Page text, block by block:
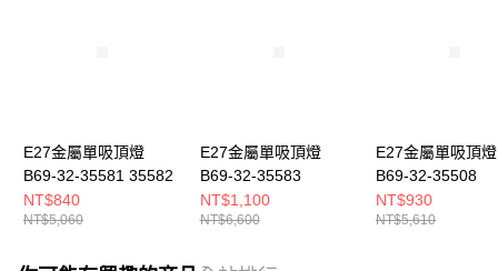
E27金屬單吸頂燈
B69-32-35581 35582
NT$840
NT$5,060
E27金屬單吸頂燈
B69-32-35583
NT$1,100
NT$6,600
E27金屬單吸頂燈
B69-32-35508
NT$930
NT$5,610